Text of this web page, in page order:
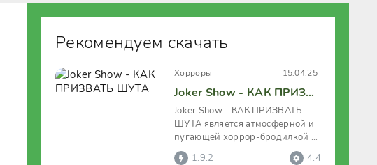
Рекомендуем скачать
Хорроры 15.04.25
Joker Show - КАК ПРИЗВАТЬ ШУТА
Joker Show - КАК ПРИЗВАТЬ
ШУТА является атмосферной и
пугающей хоррор-бродилкой с
действием от 1-го лица. Данный
1.9.2 4.4